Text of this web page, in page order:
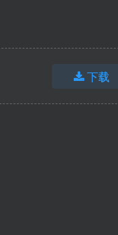
下载